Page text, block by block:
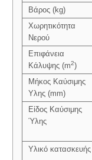
Βάρος (kg)
Χωρητικότητα
Νερού
Επιφάνεια
Κάλυψης (m2)
Μήκος Καύσιμης
Υλης (mm)
Είδος Καύσιμης
Ύλης
Υλικό κατασκευής